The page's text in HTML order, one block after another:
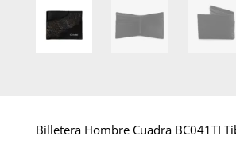
Billetera Hombre Cuadra BC041TI